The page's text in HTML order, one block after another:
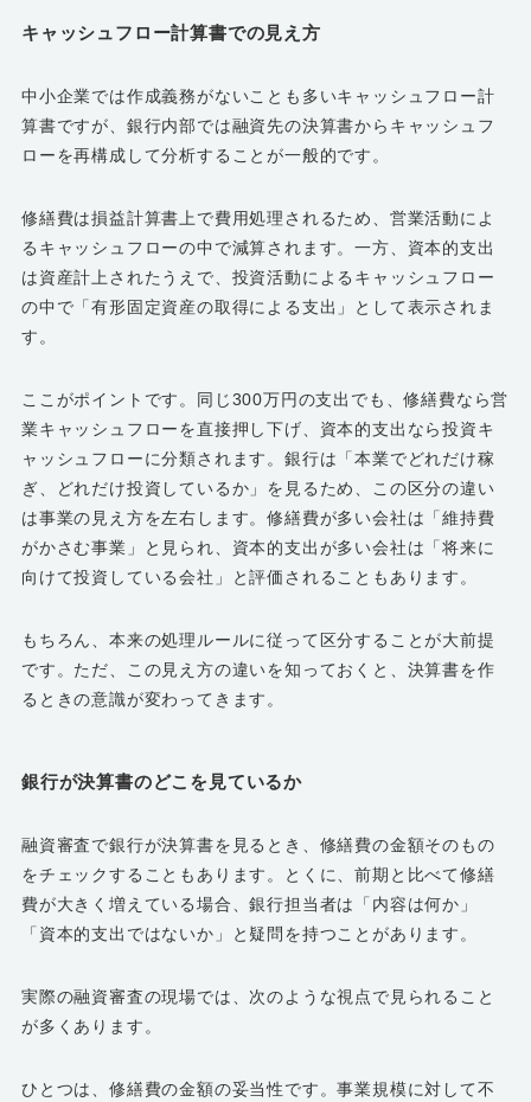
キャッシュフロー計算書での見え方
中小企業では作成義務がないことも多いキャッシュフロー計
算書ですが、銀行内部では融資先の決算書からキャッシュフ
ローを再構成して分析することが一般的です。
修繕費は損益計算書上で費用処理されるため、営業活動によ
るキャッシュフローの中で減算されます。一方、資本的支出
は資産計上されたうえで、投資活動によるキャッシュフロー
の中で「有形固定資産の取得による支出」として表示されま
す。
ここがポイントです。同じ300万円の支出でも、修繕費なら営
業キャッシュフローを直接押し下げ、資本的支出なら投資キ
ャッシュフローに分類されます。銀行は「本業でどれだけ稼
ぎ、どれだけ投資しているか」を見るため、この区分の違い
は事業の見え方を左右します。修繕費が多い会社は「維持費
がかさむ事業」と見られ、資本的支出が多い会社は「将来に
向けて投資している会社」と評価されることもあります。
もちろん、本来の処理ルールに従って区分することが大前提
です。ただ、この見え方の違いを知っておくと、決算書を作
るときの意識が変わってきます。
銀行が決算書のどこを見ているか
融資審査で銀行が決算書を見るとき、修繕費の金額そのもの
をチェックすることもあります。とくに、前期と比べて修繕
費が大きく増えている場合、銀行担当者は「内容は何か」
「資本的支出ではないか」と疑問を持つことがあります。
実際の融資審査の現場では、次のような視点で見られること
が多くあります。
ひとつは、修繕費の金額の妥当性です。事業規模に対して不